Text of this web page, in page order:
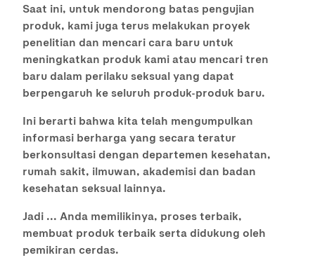
Saat ini, untuk mendorong batas pengujian
produk, kami juga terus melakukan proyek
penelitian dan mencari cara baru untuk
meningkatkan produk kami atau mencari tren
baru dalam perilaku seksual yang dapat
berpengaruh ke seluruh produk-produk baru.
Ini berarti bahwa kita telah mengumpulkan
informasi berharga yang secara teratur
berkonsultasi dengan departemen kesehatan,
rumah sakit, ilmuwan, akademisi dan badan
kesehatan seksual lainnya.
Jadi ... Anda memilikinya, proses terbaik,
membuat produk terbaik serta didukung oleh
pemikiran cerdas.